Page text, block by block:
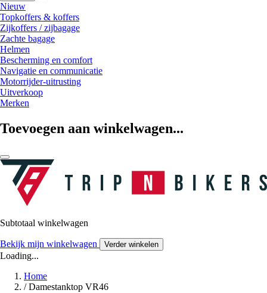
Nieuw
Topkoffers & koffers
Zijkoffers / zijbagage
Zachte bagage
Helmen
Bescherming en comfort
Navigatie en communicatie
Motorrijder-uitrusting
Uitverkoop
Merken
Toevoegen aan winkelwagen...
Subtotaal winkelwagen
Bekijk mijn winkelwagen Verder winkelen
Loading...
Home
/ Damestanktop VR46